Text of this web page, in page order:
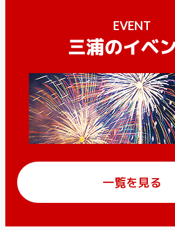
EVENT
三浦のイベ
一覧を見る